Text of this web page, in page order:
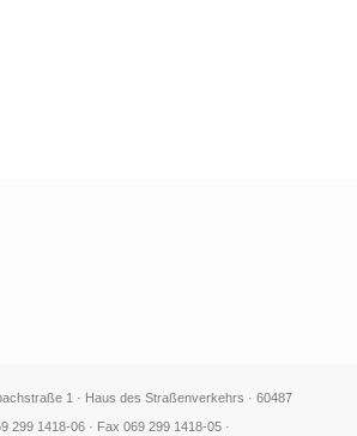
1 · Haus des Straßenverkehrs · 60487
299 1418-06 · Fax 069 299 1418-05 ·